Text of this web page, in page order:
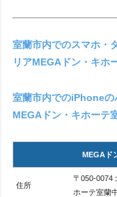
室蘭市内でのスマホ・
リアMEGAドン・キホ
室蘭市内でのiPhoneの
MEGAドン・キホーテ
MEGAド
住所
〒050-0074
ホーテ室蘭